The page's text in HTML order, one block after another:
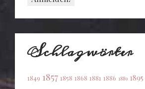
Schlagwörter
1849 1857 1858 1868 1881 1886 1889 1895